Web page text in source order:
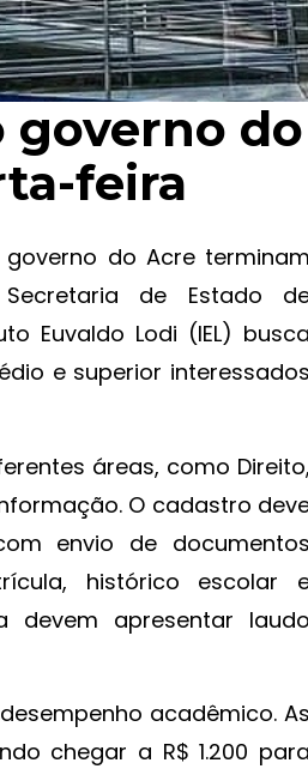
governo do
feira
do Acre terminam
de Estado
Euvaldo Lodi (IEL) busca
e superior interessados
áreas, como Direito,
O cadastro
envio de documentos
histórico escolar
devem apresentar laudo
acadêmico. As
chegar a R$ 1.200 para